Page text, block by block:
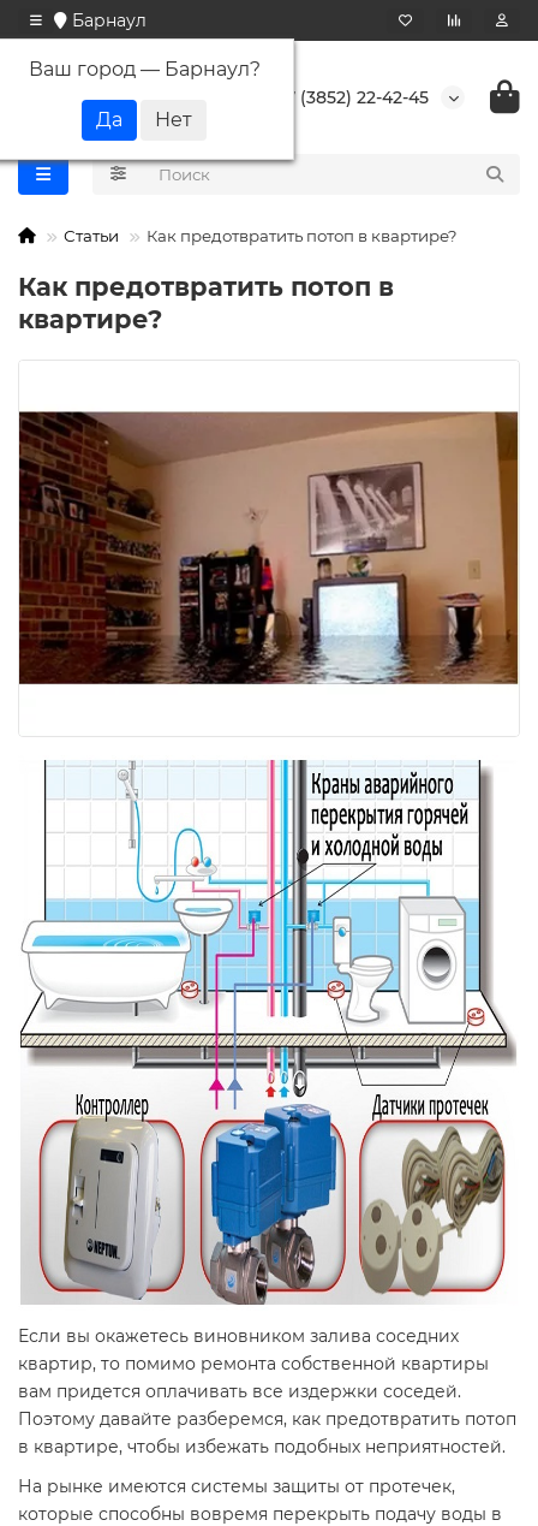
Барнаул
Ваш город — Барнаул?
+7 (3852) 22-42-45
Статьи Как предотвратить потоп в квартире?
Как предотвратить потоп в
квартире?
Если вы окажетесь виновником залива соседних
квартир, то помимо ремонта собственной квартиры
вам придется оплачивать все издержки соседей.
Поэтому давайте разберемся, как предотвратить потоп
в квартире, чтобы избежать подобных неприятностей.
На рынке имеются системы защиты от протечек,
которые способны вовремя перекрыть подачу воды в